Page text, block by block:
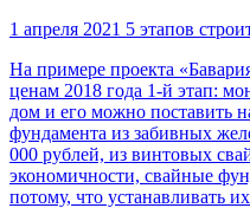
1 апреля 2021 5 этапов
На примере проекта
ценам 2018 года 1-й этап:
дом и его можно поставить
фундамента из забивных
000 рублей, из винтовых
экономичности, свайные
потому, что устанавливать